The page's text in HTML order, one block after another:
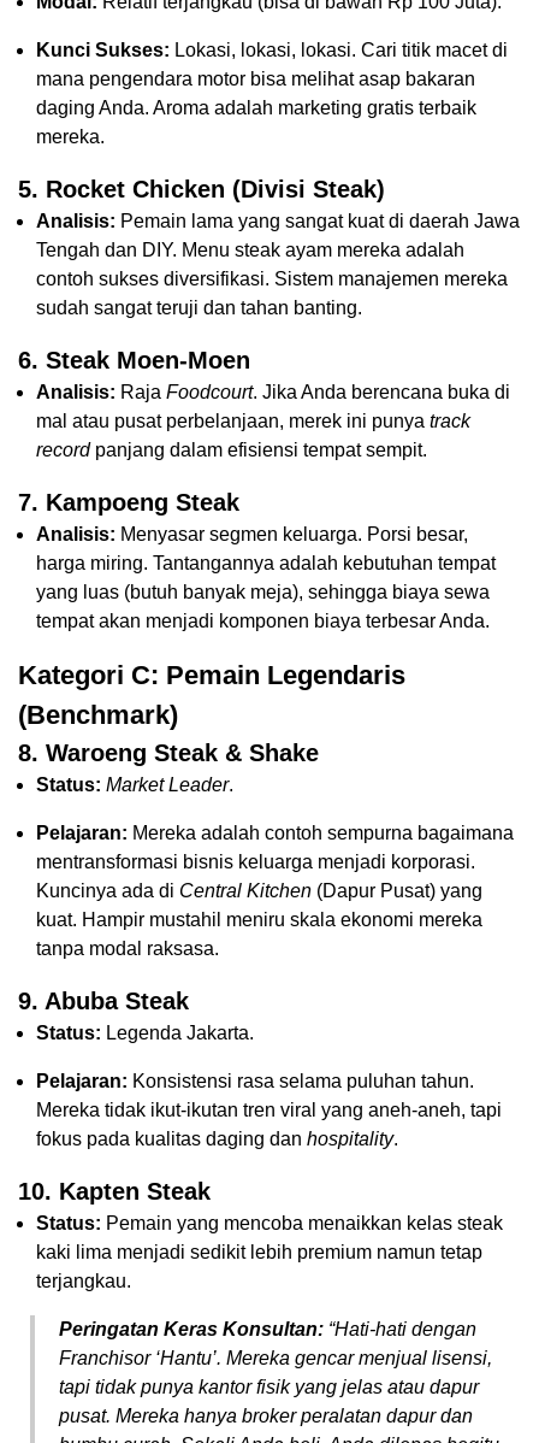
Kunci Sukses: Lokasi, lokasi, lokasi. Cari titik macet di
mana pengendara motor bisa melihat asap bakaran
daging Anda. Aroma adalah marketing gratis terbaik
mereka.
5. Rocket Chicken (Divisi Steak)
Analisis: Pemain lama yang sangat kuat di daerah Jawa
Tengah dan DIY. Menu steak ayam mereka adalah
contoh sukses diversifikasi. Sistem manajemen mereka
sudah sangat teruji dan tahan banting.
6. Steak Moen-Moen
Analisis: Raja Foodcourt. Jika Anda berencana buka di
mal atau pusat perbelanjaan, merek ini punya track
recordpanjang dalam efisiensi tempat sempit.
7. Kampoeng Steak
Analisis: Menyasar segmen keluarga. Porsi besar,
harga miring. Tantangannya adalah kebutuhan tempat
yang luas (butuh banyak meja), sehingga biaya sewa
tempat akan menjadi komponen biaya terbesar Anda.
Kategori C: Pemain Legendaris
(Benchmark)
8. Waroeng Steak & Shake
Status: Market Leader.
Pelajaran: Mereka adalah contoh sempurna bagaimana
mentransformasi bisnis keluarga menjadi korporasi.
Kuncinya ada di Central Kitchen (Dapur Pusat) yang
kuat. Hampir mustahil meniru skala ekonomi mereka
tanpa modal raksasa.
9. Abuba Steak
Status: Legenda Jakarta.
Pelajaran: Konsistensi rasa selama puluhan tahun.
Mereka tidak ikut-ikutan tren viral yang aneh-aneh, tapi
fokus pada kualitas daging dan hospitality.
10. Kapten Steak
Status: Pemain yang mencoba menaikkan kelas steak
kaki lima menjadi sedikit lebih premium namun tetap
terjangkau.
Peringatan Keras Konsultan: “Hati-hati dengan
Franchisor ‘Hantu’. Mereka gencar menjual lisensi,
tapi tidak punya kantor fisik yang jelas atau dapur
pusat. Mereka hanya brokerperalatan dapur dan